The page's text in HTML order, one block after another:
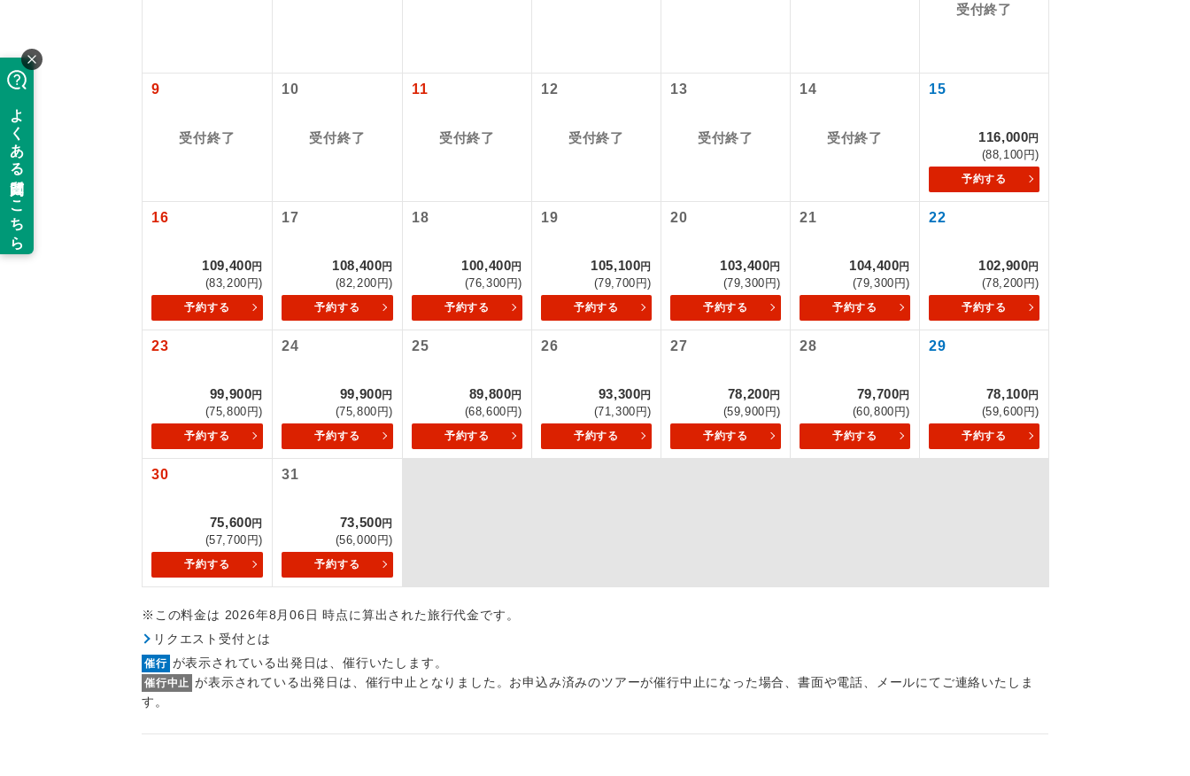
受付終了
9
受付終了
10
受付終了
11
受付終了
12
受付終了
13
受付終了
14
受付終了
15
116,000円
(88,100円)
予約する
16
109,400円
(83,200円)
予約する
17
108,400円
(82,200円)
予約する
18
100,400円
(76,300円)
予約する
19
105,100円
(79,700円)
予約する
20
103,400円
(79,300円)
予約する
21
104,400円
(79,300円)
予約する
22
102,900円
(78,200円)
予約する
23
99,900円
(75,800円)
予約する
24
99,900円
(75,800円)
予約する
25
89,800円
(68,600円)
予約する
26
93,300円
(71,300円)
予約する
27
78,200円
(59,900円)
予約する
28
79,700円
(60,800円)
予約する
29
78,100円
(59,600円)
予約する
30
75,600円
(57,700円)
予約する
31
73,500円
(56,000円)
予約する
※この料金は 2026年8月06日 時点に算出された旅行代金です。
リクエスト受付とは
催行 が表示されている出発日は、催行いたします。
催行中止 が表示されている出発日は、催行中止となりました。お申込み済みのツアーが催行中止になった場合、書面や電話、メールにてご連絡いたしま
す。
航空会社が設定する「個人包括旅行運賃」を利用したツアーです。
ご旅行の契約が成立となります。
ご予約方法について
ウェブ限定コースとなりますので、コールセンター及びカウンターでのお申し込みはできま
現地添乗員同行
現地到着空港（駅）から最終日出発空港（駅）まで添乗員が
バスガイド乗務 バスガイドが乗務し、車内での観光案内があります。
ユネスコに登録されている文化遺産や自然遺産を訪ねるコー
絶景 絶景スポットに立ち寄るコースです。
温泉 温泉地にも宿泊するコースです。
大浴場 ご宿泊ホテルに大浴場が付いています。
全食事付き
全てのお食事が付いていますので、お食事の心配はいりませ
トラベルイヤホン
1名様催行 1名様から出発可能な個人型プランです。
2名様催行
1名様1室同代金 1名様1室利用でも追加料金がかからないコースです。